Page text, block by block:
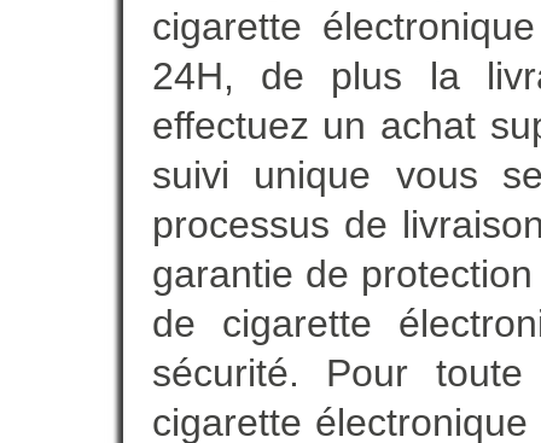
cigarette
24H, de plus la
effectuez un achat
suivi unique vous
processus de
garantie de
de cigarette
sécurité. Pour
cigarette